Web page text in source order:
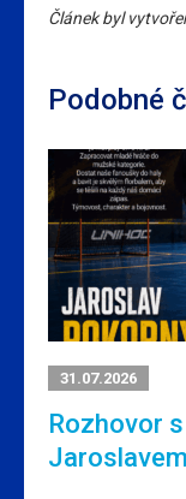
Článek byl
Podobné
31.07.2026
Rozhovor